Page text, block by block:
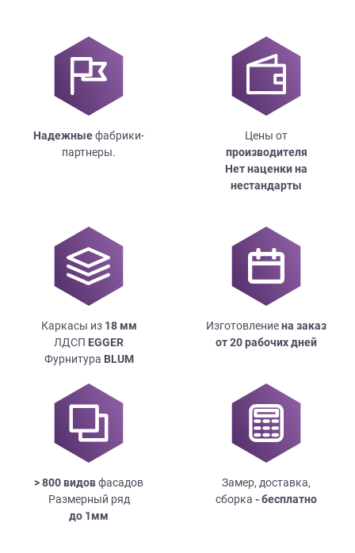
Надежныефабрики-
партнеры.
Цены от
производителя
Нет наценки на
нестандарты
Каркасы из 18мм
ЛДСП EGGER
Фурнитура BLUM
Изготовлениена заказ
от 20 рабочих дней
> 800 видовфасадов
Размерный ряд
до 1мм
Замер, доставка,
сборка - бесплатно